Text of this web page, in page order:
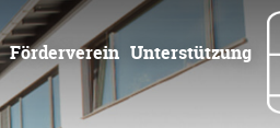
Förderverein Unterstützung